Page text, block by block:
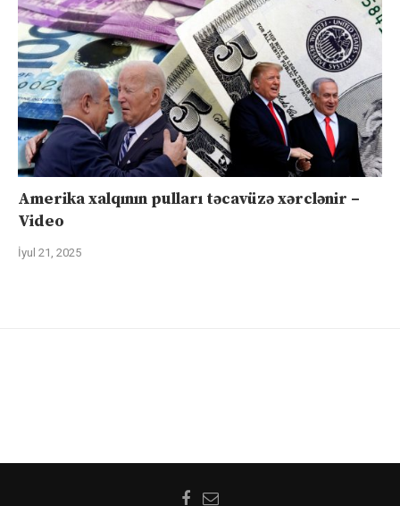
Amerika xalqının pulları təcavüzə xərclənir –
Video
İyul 21, 2025